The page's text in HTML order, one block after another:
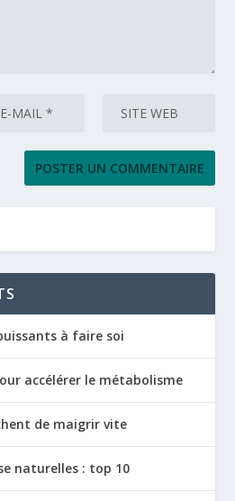
à faire soi
accélérer le métabolisme
de maigrir vite
naturelles : top 10